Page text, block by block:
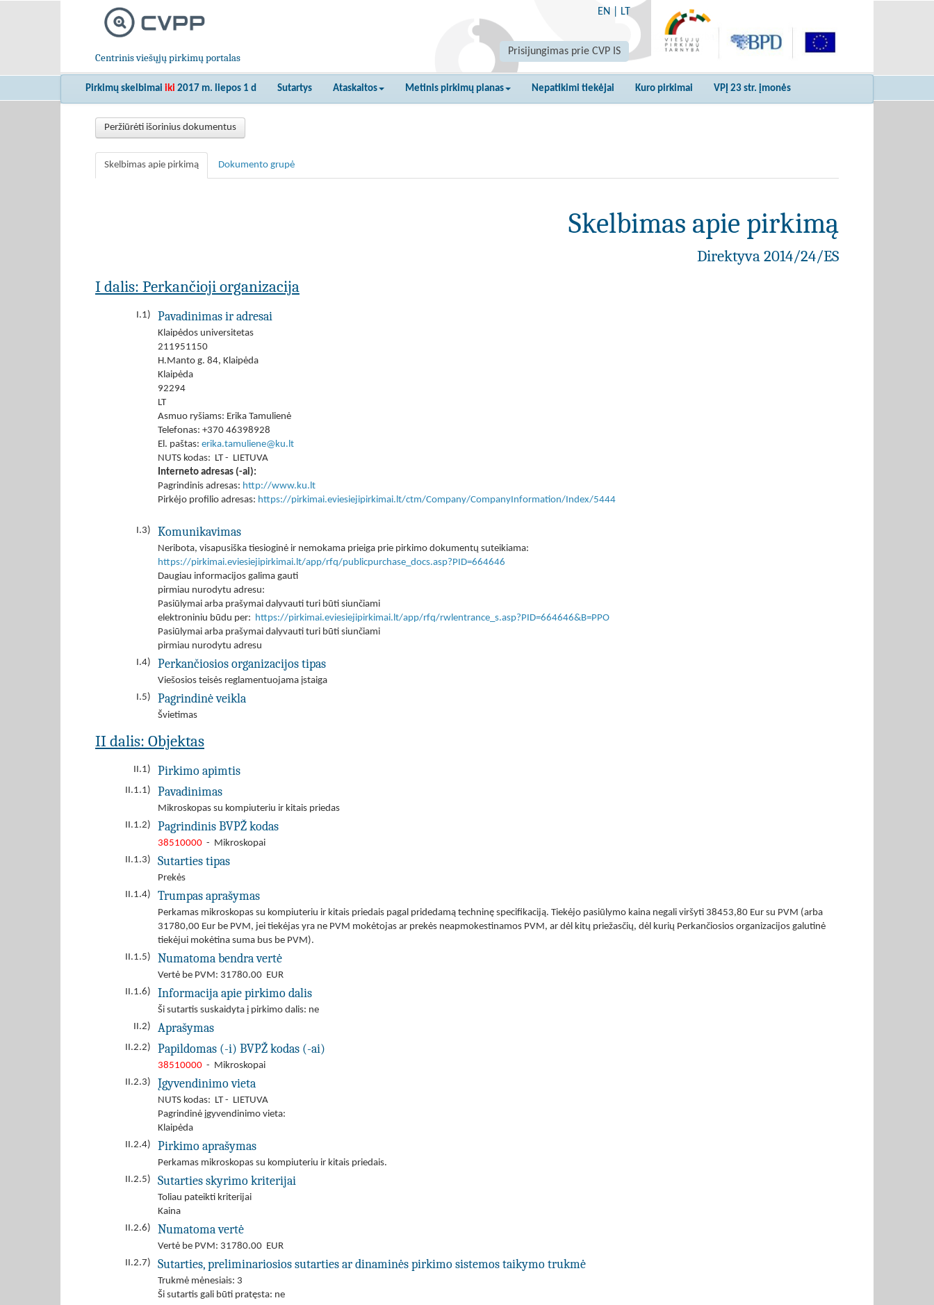
Centrinis viešųjų pirkimų portalas
EN LT
Prisijungimas prie CVP IS
Pirkimų skelbimai iki 2017 m. liepos 1 d Sutartys Ataskaitos Metinis pirkimų planas Nepatikimi tiekėjai Kuro pirkimai VPĮ 23 str. įmonės
Peržiūrėti išorinius dokumentus
Skelbimas apie pirkimą Dokumento grupė
Skelbimas apie pirkimą
Direktyva 2014/24/ES
I dalis: Perkančioji organizacija
I.1) Pavadinimas ir adresai
Klaipėdos universitetas
211951150
H.Manto g. 84, Klaipėda
Klaipėda
92294
LT
Asmuo ryšiams: Erika Tamulienė
Telefonas: +370 46398928
El. paštas: erika.tamuliene@ku.lt
NUTS kodas: LT - LIETUVA
Interneto adresas (-ai):
Pagrindinis adresas: http://www.ku.lt
Pirkėjo profilio adresas: https://pirkimai.eviesiejipirkimai.lt/ctm/Company/CompanyInformation/Index/5444
I.3) Komunikavimas
Neribota, visapusiška tiesioginė ir nemokama prieiga prie pirkimo dokumentų suteikiama:
https://pirkimai.eviesiejipirkimai.lt/app/rfq/publicpurchase_docs.asp?PID=664646
Daugiau informacijos galima gauti
pirmiau nurodytu adresu:
Pasiūlymai arba prašymai dalyvauti turi būti siunčiami
elektroniniu būdu per: https://pirkimai.eviesiejipirkimai.lt/app/rfq/rwlentrance_s.asp?PID=664646&B=PPO
Pasiūlymai arba prašymai dalyvauti turi būti siunčiami
pirmiau nurodytu adresu
I.4)
Perkančiosios organizacijos tipas
Viešosios teisės reglamentuojama įstaiga
I.5)
Pagrindinė veikla
Švietimas
II dalis: Objektas
II.1) Pirkimo apimtis
II.1.1) Pavadinimas
Mikroskopas su kompiuteriu ir kitais priedas
II.1.2)
Pagrindinis BVPŽ kodas
38510000 - Mikroskopai
II.1.3)
Sutarties tipas
Prekės
II.1.4)
Trumpas aprašymas
Perkamas mikroskopas su kompiuteriu ir kitais priedais pagal pridedamą techninę specifikaciją. Tiekėjo pasiūlymo kaina negali viršyti 38453,80 Eur su PVM (arba
31780,00 Eur be PVM, jei tiekėjas yra ne PVM mokėtojas ar prekės neapmokestinamos PVM, ar dėl kitų priežasčių, dėl kurių Perkančiosios organizacijos galutinė
tiekėjui mokėtina suma bus be PVM).
II.1.5)
Numatoma bendra vertė
Vertė be PVM: 31780.00 EUR
II.1.6)
Informacija apie pirkimo dalis
Ši sutartis suskaidyta į pirkimo dalis: ne
II.2)
Aprašymas
II.2.2) Papildomas (-i) BVPŽ kodas (-ai)
38510000 - Mikroskopai
II.2.3)
Įgyvendinimo vieta
NUTS kodas: LT - LIETUVA
Pagrindinė įgyvendinimo vieta:
Klaipėda
II.2.4)
Pirkimo aprašymas
Perkamas mikroskopas su kompiuteriu ir kitais priedais.
II.2.5)
Sutarties skyrimo kriterijai
Toliau pateikti kriterijai
Kaina
II.2.6)
Numatoma vertė
Vertė be PVM: 31780.00 EUR
II.2.7)
Sutarties, preliminariosios sutarties ar dinaminės pirkimo sistemos taikymo trukmė
Trukmė mėnesiais: 3
Ši sutartis gali būti pratęsta: ne